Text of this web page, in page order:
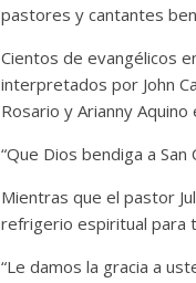
pastores y cantantes
Cientos de evangélicos
interpretados por John
Rosario y Arianny
“Que Dios bendiga a
Mientras que el pastor
refrigerio espiritual para
“Le damos la gracia a